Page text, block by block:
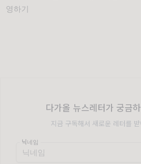
영하기
다가올 뉴스레터가 궁금
지금 구독해서 새로운 레터를
닉네임